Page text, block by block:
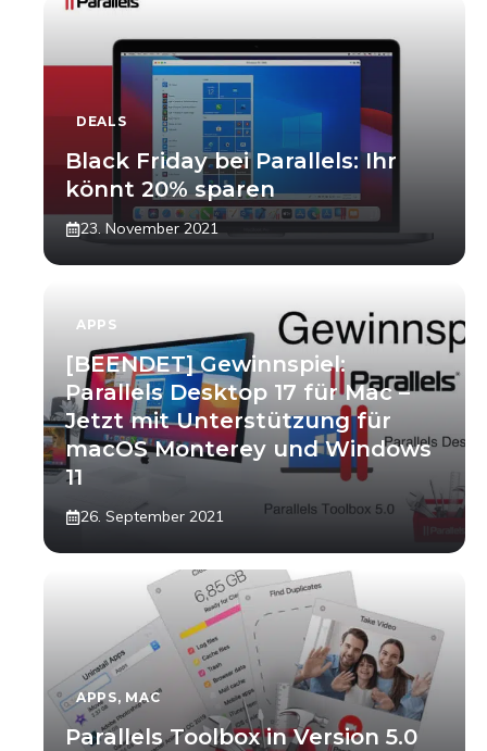
DEALS
Black Friday bei Parallels: Ihr
könnt 20% sparen
23. November 2021
APPS
[BEENDET] Gewinnspiel:
Parallels Desktop 17 für Mac –
Jetzt mit Unterstützung für
macOS Monterey und Windows
11
26. September 2021
APPS, MAC
Parallels Toolbox in Version 5.0